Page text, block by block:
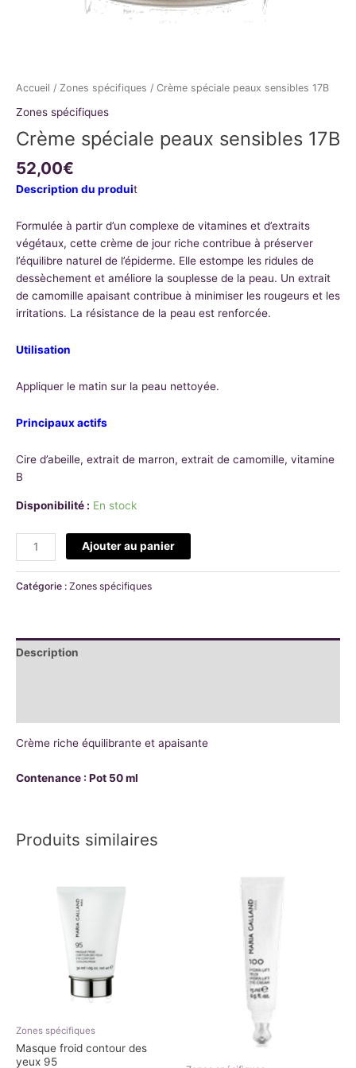
Accueil / Zones spécifiques / Crème spéciale peaux sensibles 17B
Zones spécifiques
Crème spéciale peaux sensibles 17B
52,00€
Description du produit
Formulée à partir d’un complexe de vitamines et d’extraits
végétaux, cette crème de jour riche contribue à préserver
l’équilibre naturel de l’épiderme. Elle estompe les ridules de
dessèchement et améliore la souplesse de la peau. Un extrait
de camomille apaisant contribue à minimiser les rougeurs et les
irritations. La résistance de la peau est renforcée.
Utilisation
Appliquer le matin sur la peau nettoyée.
Principaux actifs
Cire d’abeille, extrait de marron, extrait de camomille, vitamine
B
Disponibilité : En stock
Ajouter au panier
Catégorie : Zones spécifiques
Description
Crème riche équilibrante et apaisante
Contenance : Pot 50 ml
Produits similaires
Zones spécifiques
Masque froid contour des
yeux 95